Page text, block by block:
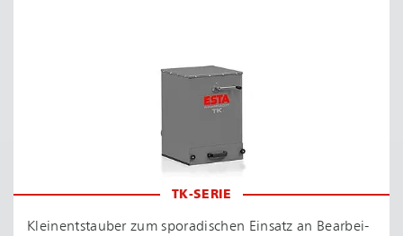
TK-SERIE
Kleinentstauber zum sporadischen Einsatz an Be­ar­bei­